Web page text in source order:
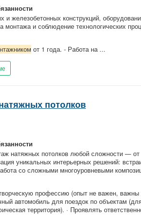
и железобетонных конструкций,
монтажа и соблюдение технологических
от 1 года. - Работа на ...
потолков
натяжных потолков любой сложности —
уникальных интерьерных решений:
со сложными многоуровневыми
профессию (опыт не важен, важны
автомобиль для поездок по объектам
территория). · Проявлять